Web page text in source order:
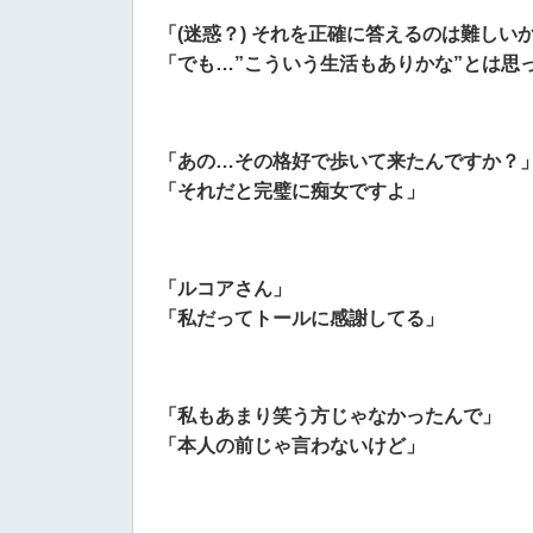
「(迷惑？) それを正確に答えるのは難しいか
「でも…”こういう生活もありかな”とは思
「あの…その格好で歩いて来たんですか？」
「それだと完璧に痴女ですよ」
「ルコアさん」
「私だってトールに感謝してる」
「私もあまり笑う方じゃなかったんで」
「本人の前じゃ言わないけど」